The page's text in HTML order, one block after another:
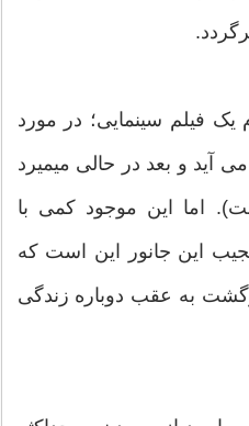
یک فیلم سینمایی؛ در مورد
آید و بعد در حالی میمیرد
اما این موجود کمی با
این جانور این است که
به عقب دوباره زندگی